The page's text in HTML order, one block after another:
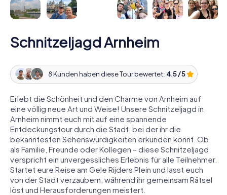
Schnitzeljagd Arnheim
8 Kunden haben diese Tour bewertet: 4.5 / 5
Erlebt die Schönheit und den Charme von Arnheim auf
eine völlig neue Art und Weise! Unsere Schnitzeljagd in
Arnheim nimmt euch mit auf eine spannende
Entdeckungstour durch die Stadt, bei der ihr die
bekanntesten Sehenswürdigkeiten erkunden könnt. Ob
als Familie, Freunde oder Kollegen – diese Schnitzeljagd
verspricht ein unvergessliches Erlebnis für alle Teilnehmer.
Startet eure Reise am Gele Rijders Plein und lasst euch
von der Stadt verzaubern, während ihr gemeinsam Rätsel
löst und Herausforderungen meistert.